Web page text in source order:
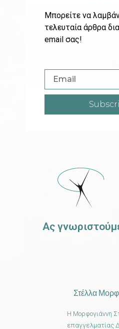
Μπορείτε να
τελευταία άρθρα
email σας!
Ας
Στέλλα
Η Μορφογιάννη
επαγγελματίας